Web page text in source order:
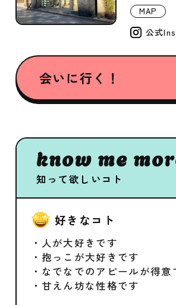
MAP
公式
会いに行く！
know me
知って欲しいコト
好きなコト
・人が大好きです
・抱っこが大好きです
・なでなでのアピールが得意
・甘えん坊な性格です